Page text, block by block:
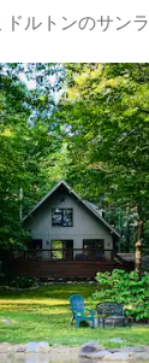
ルトンのサン